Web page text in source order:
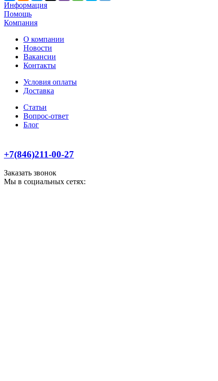
Информация
Помощь
Компания
О компании
Новости
Вакансии
Контакты
Условия оплаты
Доставка
Статьи
Вопрос-ответ
Блог
+7(846)211-00-27
Заказать звонок
Мы в социальных сетях: